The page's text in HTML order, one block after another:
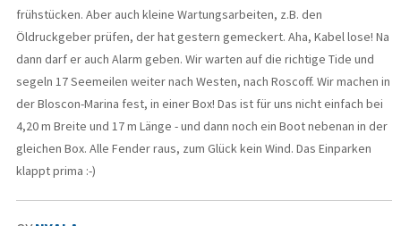
frühstücken. Aber auch kleine Wartungsarbeiten, z.B. den
Öldruckgeber prüfen, der hat gestern gemeckert. Aha, Kabel lose! Na
dann darf er auch Alarm geben. Wir warten auf die richtige Tide und
segeln 17 Seemeilen weiter nach Westen, nach Roscoff. Wir machen in
der Bloscon-Marina fest, in einer Box! Das ist für uns nicht einfach bei
4,20 m Breite und 17 m Länge - und dann noch ein Boot nebenan in der
gleichen Box. Alle Fender raus, zum Glück kein Wind. Das Einparken
klappt prima :-)